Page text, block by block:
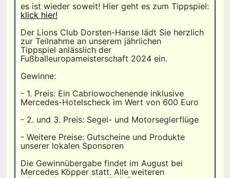
es ist wieder soweit! Hier geht es zum Tippspiel:
klick hier!
Der Lions Club Dorsten-Hanse lädt Sie herzlich
zur Teilnahme an unserem jährlichen
Tippspiel anlässlich der
Fußballeuropameisterschaft 2024 ein.
Gewinne:
- 1. Preis: Ein Cabriowochenende inklusive
Mercedes-Hotelscheck im Wert von 600 Euro
- 2. und 3. Preis: Segel- und Motorseglerflüge
- Weitere Preise: Gutscheine und Produkte
unserer lokalen Sponsoren
Die Gewinnübergabe findet im August bei
Mercedes Köpper statt. Alle weiteren